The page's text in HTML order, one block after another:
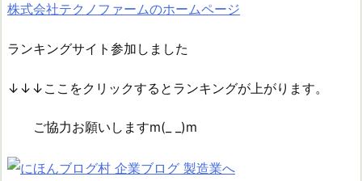
株式会社テクノファームのホームページ
ランキングサイト参加しました
↓↓↓ここをクリックするとランキングが上がります。
ご協力お願いしますm(_ _)m